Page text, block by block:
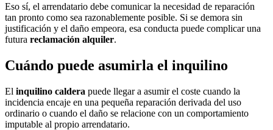
Eso sí, el arrendatario debe comunicar la necesidad de reparación
tan pronto como sea razonablemente posible. Si se demora sin
justificación y el daño empeora, esa conducta puede complicar una
futura reclamación alquiler.
Cuándo puede asumirla el inquilino
El inquilino caldera puede llegar a asumir el coste cuando la
incidencia encaje en una pequeña reparación derivada del uso
ordinario o cuando el daño se relacione con un comportamiento
imputable al propio arrendatario.